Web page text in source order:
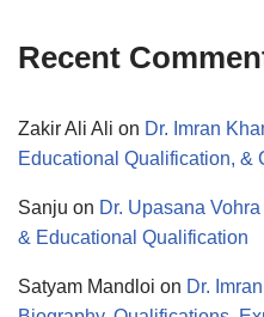
Recent
Zakir Ali Ali on Dr. Imran
Educational Qualification, &
Sanju on Dr. Upasana
& Educational Qualification
Satyam Mandloi on Dr.